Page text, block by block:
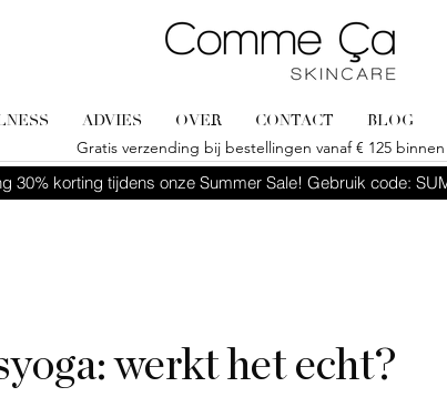
ADVIES OVER CONTACT BLOG
Gratis verzending bij bestellingen vanaf € 125
30% korting tijdens onze Summer Sale! Gebruik code:
werkt het echt?